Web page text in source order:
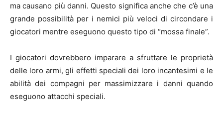
ma causano più danni. Questo significa anche che c’è una
grande possibilità per i nemici più veloci di circondare i
giocatori mentre eseguono questo tipo di “mossa finale”.
I giocatori dovrebbero imparare a sfruttare le proprietà
delle loro armi, gli effetti speciali dei loro incantesimi e le
abilità dei compagni per massimizzare i danni quando
eseguono attacchi speciali.